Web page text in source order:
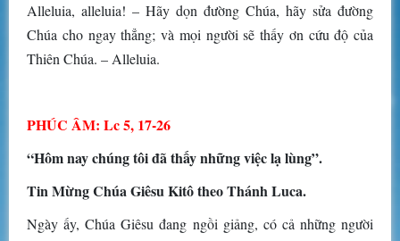
Alleluia, alleluia! – Hãy dọn đường Chúa, hãy sửa đường
Chúa cho ngay thẳng; và mọi người sẽ thấy ơn cứu độ của
Thiên Chúa. – Alleluia.
PHÚC ÂM: Lc 5, 17-26
“Hôm nay chúng tôi đã thấy những việc lạ lùng”.
Tin Mừng Chúa Giêsu Kitô theo Thánh Luca.
Ngày ấy, Chúa Giêsu đang ngồi giảng, có cả những người